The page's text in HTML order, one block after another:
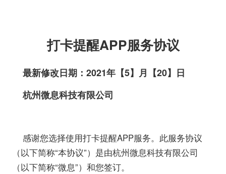
打卡提醒APP服务协议
最新修改日期：2021年【5】月【20】日
杭州微息科技有限公司
感谢您选择使用打卡提醒APP服务。此服务协议
（以下简称“本协议”）是由杭州微息科技有限公司
（以下简称“微息”）和您签订。